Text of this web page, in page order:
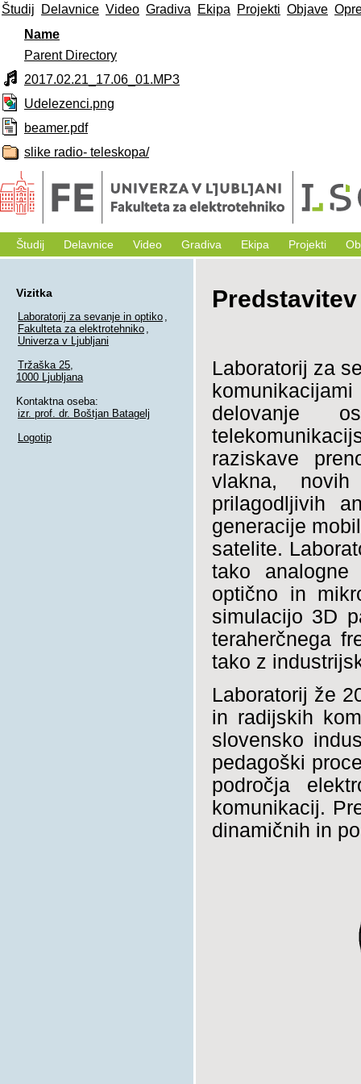
Študij Delavnice Video Gradiva Ekipa Projekti Objave
Name
Parent Directory
2017.02.21_17.06_01.MP3
Udelezenci.png
beamer.pdf
slike radio- teleskopa/
Študij Delavnice Video Gradiva Ekipa Projekti
Vizitka
Laboratorij za sevanje in optiko ,
Fakulteta za elektrotehniko ,
Univerza v Ljubljani
Tržaška 25,
1000 Ljubljana
Kontaktna oseba:
izr. prof. dr. Boštjan Batagelj
Logotip
Predstavitev
Laboratorij za
delovanje
raziskave
vlakna, novih
prilagodljivih
generacije
satelite.
tako
optično in
simulacijo 3D
teraherčnega
tako z
Laboratorij že
in radijskih
slovensko
pedagoški
področja
komunikacij.
dinamičnih in